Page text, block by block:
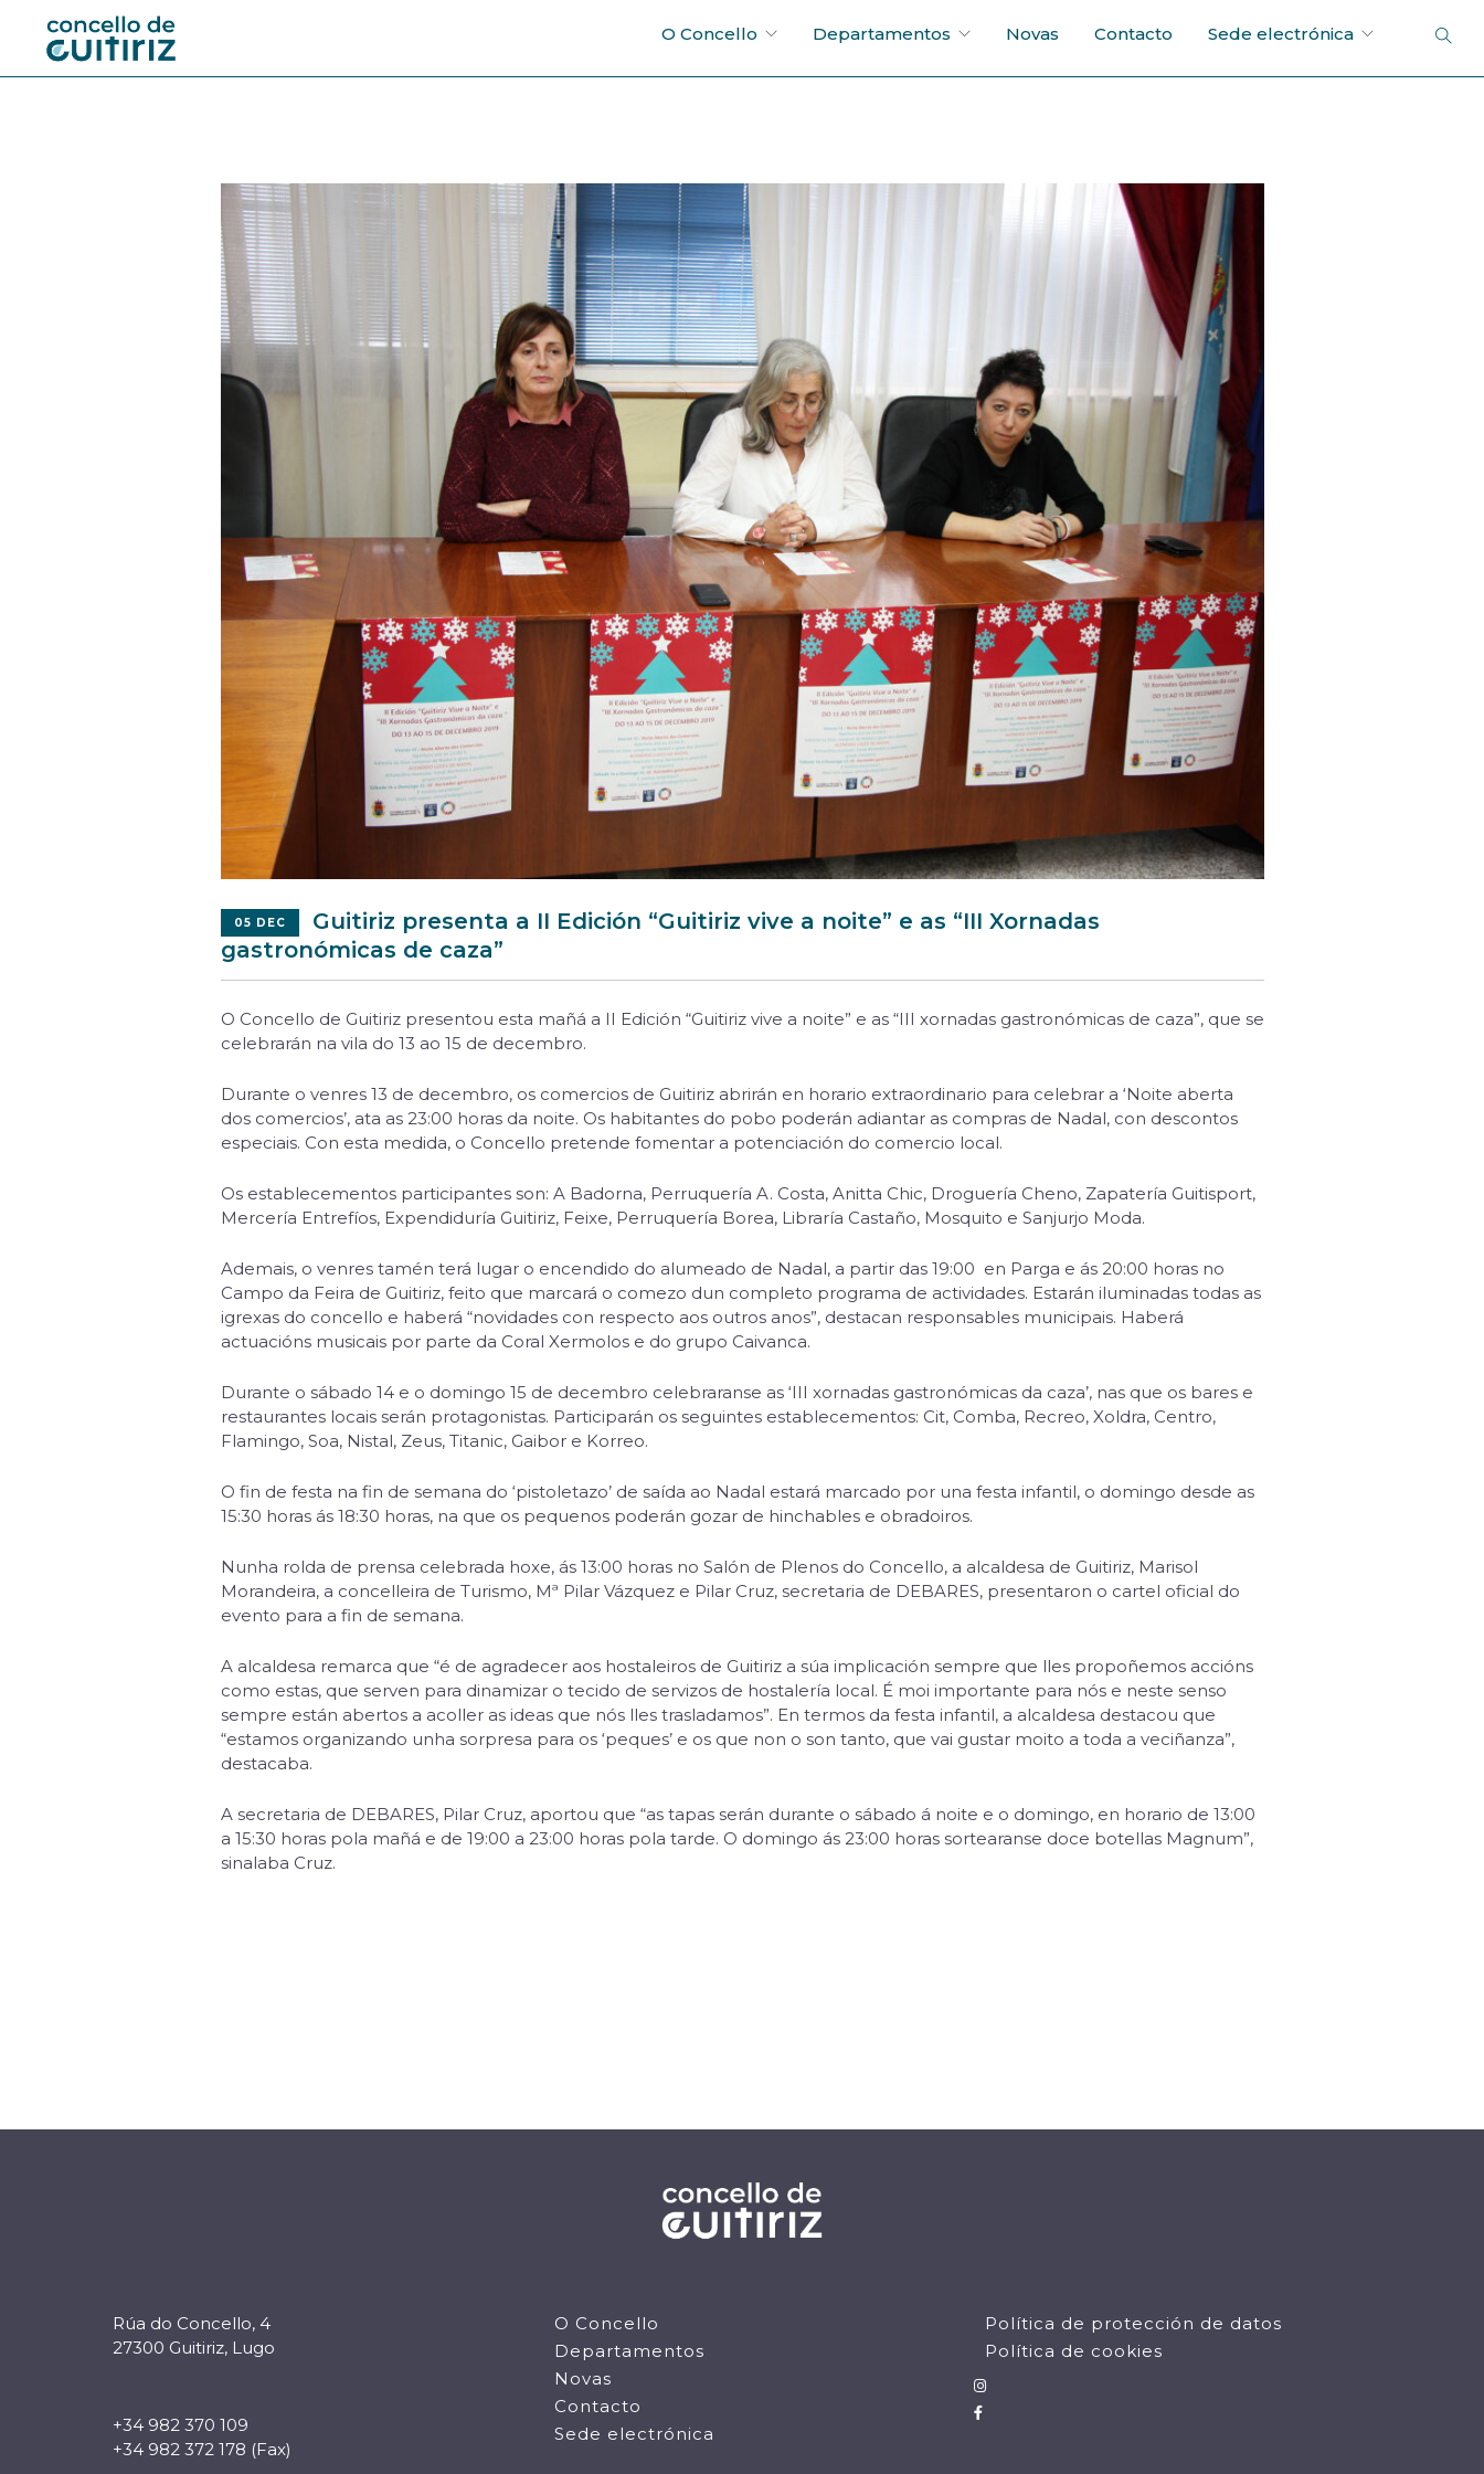
O Concello Departamentos Novas Contacto Sede electrónica
05 DEC
Guitiriz presenta a II Edición “Guitiriz vive a noite” e as “III Xornadas
gastronómicas de caza”
O Concello de Guitiriz presentou esta mañá a II Edición “Guitiriz vive a noite” e as “III xornadas gastronómicas de caza”, que se
celebrarán na vila do 13 ao 15 de decembro.
Durante o venres 13 de decembro, os comercios de Guitiriz abrirán en horario extraordinario para celebrar a ‘Noite aberta
dos comercios’, ata as 23:00 horas da noite. Os habitantes do pobo poderán adiantar as compras de Nadal, con descontos
especiais. Con esta medida, o Concello pretende fomentar a potenciación do comercio local.
Os establecementos participantes son: A Badorna, Perruquería A. Costa, Anitta Chic, Droguería Cheno, Zapatería Guitisport,
Mercería Entrefíos, Expendiduría Guitiriz, Feixe, Perruquería Borea, Libraría Castaño, Mosquito e Sanjurjo Moda.
Ademais, o venres tamén terá lugar o encendido do alumeado de Nadal, a partir das 19:00 en Parga e ás 20:00 horas no
Campo da Feira de Guitiriz, feito que marcará o comezo dun completo programa de actividades. Estarán iluminadas todas as
igrexas do concello e haberá “novidades con respecto aos outros anos”, destacan responsables municipais. Haberá
actuacións musicais por parte da Coral Xermolos e do grupo Caivanca.
Durante o sábado 14 e o domingo 15 de decembro celebraranse as ‘III xornadas gastronómicas da caza’, nas que os bares e
restaurantes locais serán protagonistas. Participarán os seguintes establecementos: Cit, Comba, Recreo, Xoldra, Centro,
Flamingo, Soa, Nistal, Zeus, Titanic, Gaibor e Korreo.
O fin de festa na fin de semana do ‘pistoletazo’ de saída ao Nadal estará marcado por una festa infantil, o domingo desde as
15:30 horas ás 18:30 horas, na que os pequenos poderán gozar de hinchables e obradoiros.
Nunha rolda de prensa celebrada hoxe, ás 13:00 horas no Salón de Plenos do Concello, a alcaldesa de Guitiriz, Marisol
Morandeira, a concelleira de Turismo, Mª Pilar Vázquez e Pilar Cruz, secretaria de DEBARES, presentaron o cartel oficial do
evento para a fin de semana.
A alcaldesa remarca que “é de agradecer aos hostaleiros de Guitiriz a súa implicación sempre que lles propoñemos accións
como estas, que serven para dinamizar o tecido de servizos de hostalería local. É moi importante para nós e neste senso
sempre están abertos a acoller as ideas que nós lles trasladamos”. En termos da festa infantil, a alcaldesa destacou que
“estamos organizando unha sorpresa para os ‘peques’ e os que non o son tanto, que vai gustar moito a toda a veciñanza”,
destacaba.
A secretaria de DEBARES, Pilar Cruz, aportou que “as tapas serán durante o sábado á noite e o domingo, en horario de 13:00
a 15:30 horas pola mañá e de 19:00 a 23:00 horas pola tarde. O domingo ás 23:00 horas sortearanse doce botellas Magnum”,
sinalaba Cruz.
Rúa do Concello, 4
27300 Guitiriz, Lugo
+34 982 370 109
+34 982 372 178 (Fax)
O Concello
Departamentos
Novas
Contacto
Sede electrónica
Política de protección de datos
Política de cookies